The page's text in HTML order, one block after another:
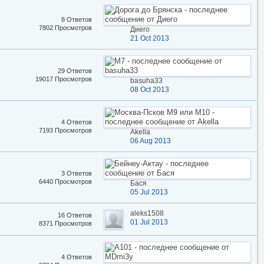
8 Ответов
7802 Просмотров
Диего
21 Oct 2013
29 Ответов
19017 Просмотров
basuha33
08 Oct 2013
4 Ответов
7193 Просмотров
Akella
06 Aug 2013
3 Ответов
6440 Просмотров
Бася
05 Jul 2013
16 Ответов
8371 Просмотров
aleks1508
01 Jul 2013
4 Ответов